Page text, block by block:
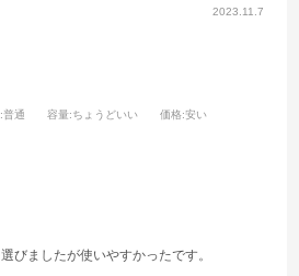
2023.11.7
:普通 容量:ちょうどいい 価格:安い
びましたが使いやすかったです。